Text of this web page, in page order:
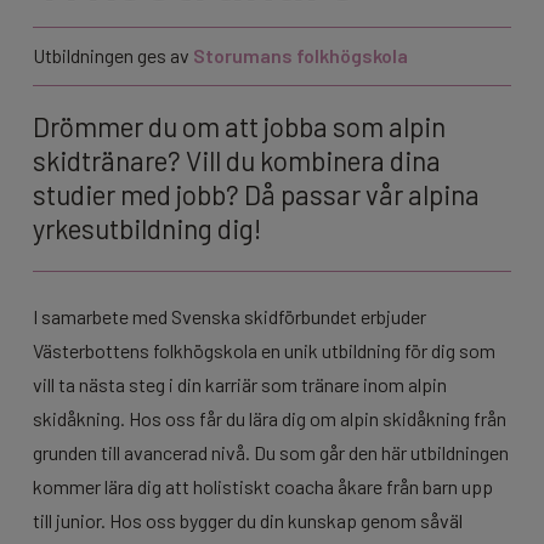
Utbildningen ges av Storumans folkhögskola
Drömmer du om att jobba som alpin
skidtränare? Vill du kombinera dina
studier med jobb? Då passar vår alpina
yrkesutbildning dig!
I samarbete med Svenska skidförbundet erbjuder
Västerbottens folkhögskola en unik utbildning för dig som
vill ta nästa steg i din karriär som tränare inom alpin
skidåkning. Hos oss får du lära dig om alpin skidåkning från
grunden till avancerad nivå. Du som går den här utbildningen
kommer lära dig att holistiskt coacha åkare från barn upp
till junior. Hos oss bygger du din kunskap genom såväl